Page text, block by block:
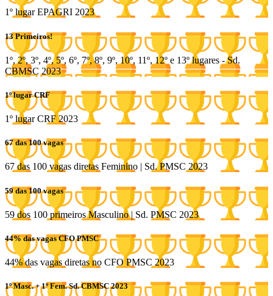
1º lugar EPAGRI 2023
13 Primeiros!
1º, 2º, 3º, 4º, 5º, 6º, 7º, 8º, 9º, 10º, 11º, 12º e 13º lugares - Sd.
CBMSC 2023
1º lugar CRF
1º lugar CRF 2023
67 das 100 vagas
67 das 100 vagas diretas Feminino | Sd. PMSC 2023
59 das 100 vagas
59 dos 100 primeiros Masculino | Sd. PMSC 2023
44% das vagas CFO PMSC
44% das vagas diretas no CFO PMSC 2023
1º Masc. + 1º Fem. Sd. CBMSC 2023